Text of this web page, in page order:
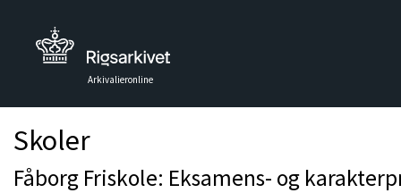
Arkivalieronline
Skoler
Fåborg Friskole: Eksamens- og